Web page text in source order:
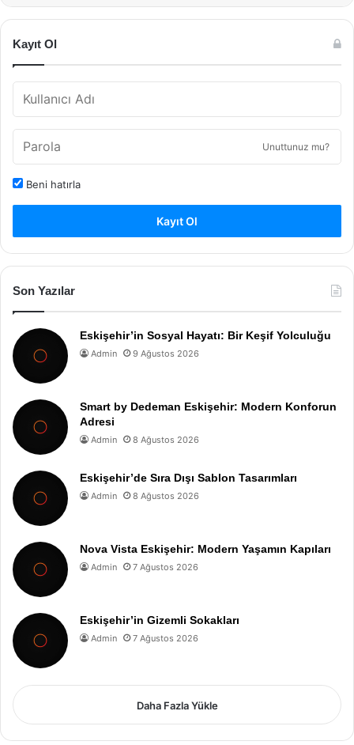
Kayıt Ol
Unuttunuz mu?
Beni hatırla
Kayıt Ol
Son Yazılar
Eskişehir’in Sosyal Hayatı: Bir Keşif Yolculuğu
Admin 9 Ağustos 2026
Smart by Dedeman Eskişehir: Modern Konforun
Adresi
Admin 8 Ağustos 2026
Eskişehir’de Sıra Dışı Sablon Tasarımları
Admin 8 Ağustos 2026
Nova Vista Eskişehir: Modern Yaşamın Kapıları
Admin 7 Ağustos 2026
Eskişehir’in Gizemli Sokakları
Admin 7 Ağustos 2026
Daha Fazla Yükle